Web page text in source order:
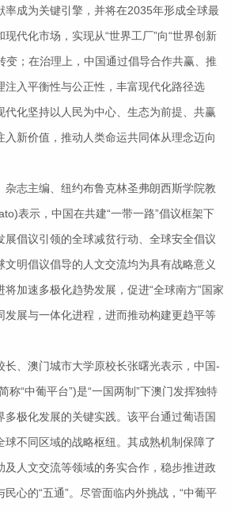
率成为关键引擎，并将在2035年形成全球最
代化市场，实现从“世界工厂”向“世界创新
变；在治理上，中国通过倡导合作共赢、推
注入平衡性与公正性，丰富现代化路径选
代化坚持以人民为中心、生态为前提、共赢
入新价值，推动人类命运共同体从理念迈向
志主编、纽约布鲁克林圣弗朗西斯学院教
表示，中国在共建“一带一路”倡议框架下
展倡议引领的全球减贫行动、全球安全倡议
文明倡议倡导的人文交流均为具有战略意义
加速多极化趋势发展，促进“全球南方”国家
发展与一体化进程，进而推动构建更趋平等
、澳门城市大学原校长张曙光表示，中国-
称“中葡平台”)是“一国两制”下澳门发挥独特
多极化发展的关键实践。该平台通过葡语国
球不同区域的战略枢纽。其成熟机制保障了
及人文交流等领域的务实合作，稳步推进政
心的“五通”。尽管面临内外挑战，“中葡平